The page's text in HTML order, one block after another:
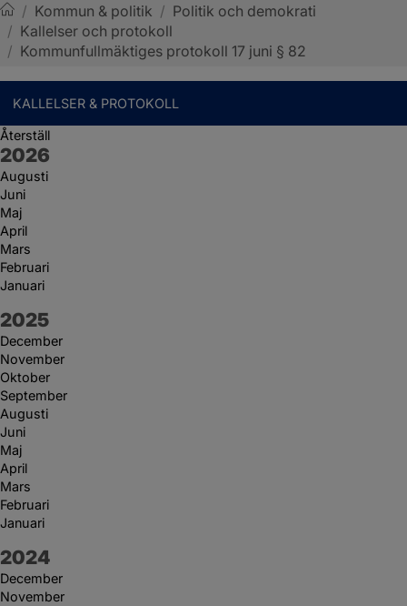
Sotenäs kommun
/ Kommun & politik / Politik och demokrati
/ Kallelser och protokoll
/ Kommunfullmäktiges protokoll 17 juni § 82
KALLELSER & PROTOKOLL
Återställ
År:
2026
Augusti
Juni
Maj
April
Mars
Februari
Januari
År:
2025
December
November
Oktober
September
Augusti
Juni
Maj
April
Mars
Februari
Januari
År:
2024
December
November